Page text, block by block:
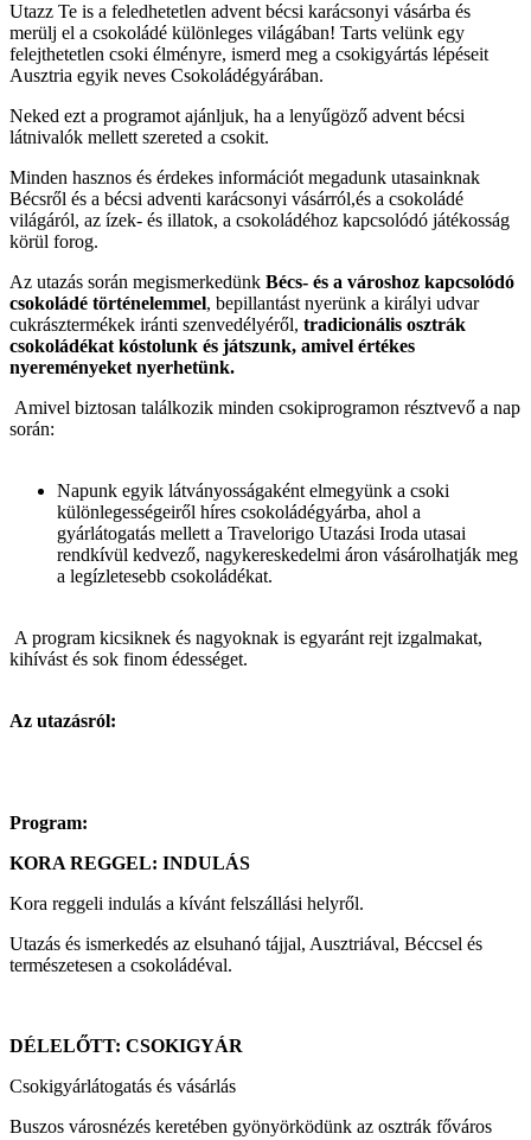
Utazz Te is a feledhetetlen advent bécsi karácsonyi vásárba és
merülj el a csokoládé különleges világában! Tarts velünk egy
felejthetetlen csoki élményre, ismerd meg a csokigyártás lépéseit
Ausztria egyik neves Csokoládégyárában.
Neked ezt a programot ajánljuk, ha a lenyűgöző advent bécsi
látnivalók mellett szereted a csokit.
Minden hasznos és érdekes információt megadunk utasainknak
Bécsről és a bécsi adventi karácsonyi vásárról,és a csokoládé
világáról, az ízek- és illatok, a csokoládéhoz kapcsolódó játékosság
körül forog.
Az utazás során megismerkedünk Bécs- és a városhoz kapcsolódó
csokoládé történelemmel, bepillantást nyerünk a királyi udvar
cukrásztermékek iránti szenvedélyéről, tradicionális osztrák
csokoládékat kóstolunk és játszunk, amivel értékes
nyereményeket nyerhetünk.
Amivel biztosan találkozik minden csokiprogramon résztvevő a nap
során:
Napunk egyik látványosságaként elmegyünk a csoki
különlegességeiről híres csokoládégyárba, ahol a
gyárlátogatás mellett a Travelorigo Utazási Iroda utasai
rendkívül kedvező, nagykereskedelmi áron vásárolhatják meg
a legízletesebb csokoládékat.
A program kicsiknek és nagyoknak is egyaránt rejt izgalmakat,
kihívást és sok finom édességet.
Az utazásról:
Program:
KORA REGGEL: INDULÁS
Kora reggeli indulás a kívánt felszállási helyről.
Utazás és ismerkedés az elsuhanó tájjal, Ausztriával, Béccsel és
természetesen a csokoládéval.
DÉLELŐTT: CSOKIGYÁR
Csokigyárlátogatás és vásárlás
Buszos városnézés keretében gyönyörködünk az osztrák főváros